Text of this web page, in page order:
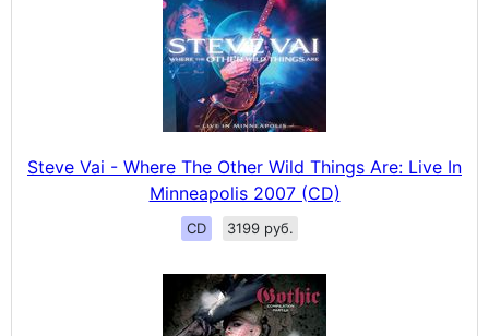
Steve Vai - Where The Other Wild Things Are: Live In
Minneapolis 2007 (CD)
CD 3199 руб.